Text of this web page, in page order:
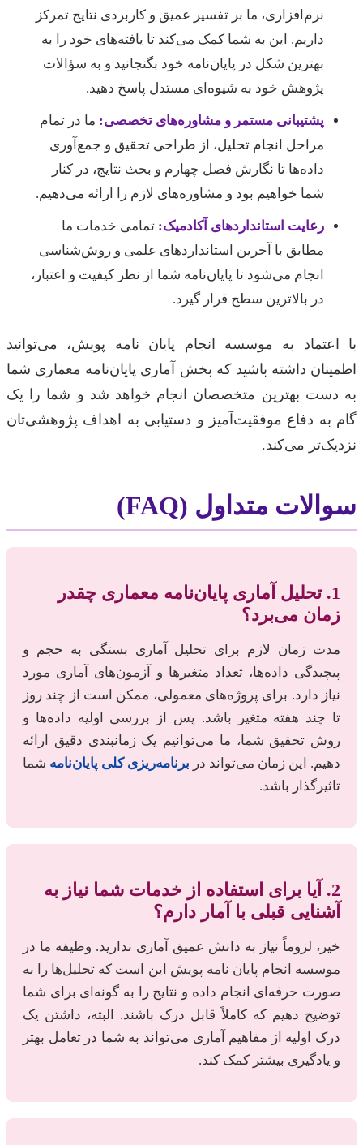
نرم‌افزاری، ما بر تفسیر عمیق و کاربردی نتایج تمرکز
داریم. این به شما کمک می‌کند تا یافته‌های خود را به
بهترین شکل در پایان‌نامه خود بگنجانید و به سؤالات
پژوهش خود به شیوه‌ای مستدل پاسخ دهید.
پشتیبانی مستمر و مشاوره‌های تخصصی: ما در تمام
مراحل انجام تحلیل، از طراحی تحقیق و جمع‌آوری
داده‌ها تا نگارش فصل چهارم و بحث نتایج، در کنار
شما خواهیم بود و مشاوره‌های لازم را ارائه می‌دهیم.
رعایت استانداردهای آکادمیک: تمامی خدمات ما
مطابق با آخرین استانداردهای علمی و روش‌شناسی
انجام می‌شود تا پایان‌نامه شما از نظر کیفیت و اعتبار،
در بالاترین سطح قرار گیرد.
با اعتماد به موسسه انجام پایان نامه پویش، می‌توانید
اطمینان داشته باشید که بخش آماری پایان‌نامه معماری شما
به دست بهترین متخصصان انجام خواهد شد و شما را یک
گام به دفاع موفقیت‌آمیز و دستیابی به اهداف پژوهشی‌تان
نزدیک‌تر می‌کند.
سوالات متداول (FAQ)
1. تحلیل آماری پایان‌نامه معماری چقدر
زمان می‌برد؟
مدت زمان لازم برای تحلیل آماری بستگی به حجم و
پیچیدگی داده‌ها، تعداد متغیرها و آزمون‌های آماری مورد
نیاز دارد. برای پروژه‌های معمولی، ممکن است از چند روز
تا چند هفته متغیر باشد. پس از بررسی اولیه داده‌ها و
روش تحقیق شما، ما می‌توانیم یک زمانبندی دقیق ارائه
دهیم. این زمان می‌تواند در برنامه‌ریزی کلی پایان‌نامه شما
تاثیرگذار باشد.
2. آیا برای استفاده از خدمات شما نیاز به
آشنایی قبلی با آمار دارم؟
خیر، لزوماً نیاز به دانش عمیق آماری ندارید. وظیفه ما در
موسسه انجام پایان نامه پویش این است که تحلیل‌ها را به
صورت حرفه‌ای انجام داده و نتایج را به گونه‌ای برای شما
توضیح دهیم که کاملاً قابل درک باشند. البته، داشتن یک
درک اولیه از مفاهیم آماری می‌تواند به شما در تعامل بهتر
و یادگیری بیشتر کمک کند.